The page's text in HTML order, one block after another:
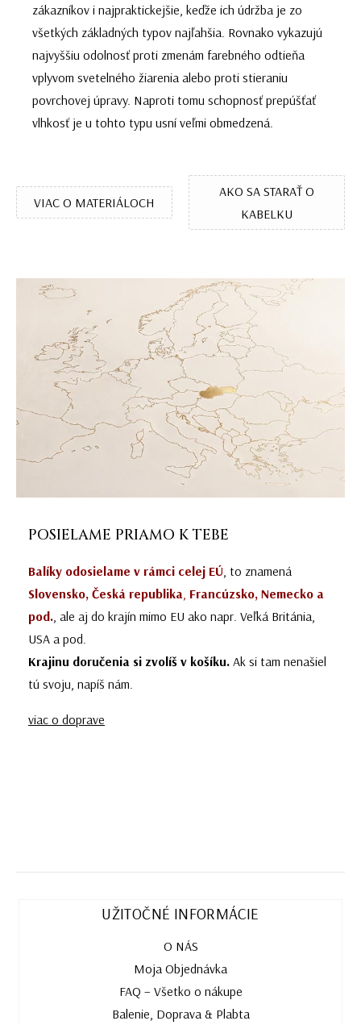
zákazníkov i najpraktickejšie, keďže ich údržba je zo
všetkých základných typov najľahšia. Rovnako vykazujú
najvyššiu odolnosť proti zmenám farebného odtieňa
vplyvom svetelného žiarenia alebo proti stieraniu
povrchovej úpravy. Naproti tomu schopnosť prepúšťať
vlhkosť je u tohto typu usní veľmi obmedzená.
VIAC O MATERIÁLOCH
AKO SA STARAŤ O
KABELKU
POSIELAME PRIAMO K TEBE
Balíky odosielame v rámci celej EÚ , to znamená
Slovensko, Česká republika Francúzsko, Nemecko a
pod. , ale aj do krajín mimo EU ako napr. Veľká Británia,
USA a pod.
Krajinu doručenia si zvolíš v košíku. Ak si tam nenašiel
tú svoju, napíš nám.
viac o doprave
UŽITOČNÉ INFORMÁCIE
O NÁS
Moja Objednávka
FAQ – Všetko o nákupe
Balenie, Doprava & Plabta